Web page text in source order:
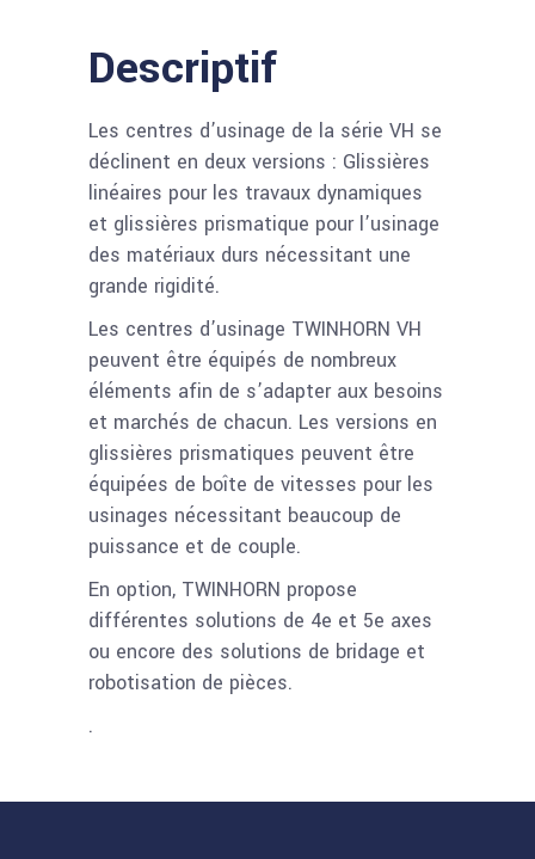
Descriptif
Les centres d’usinage de la série VH se
déclinent en deux versions : Glissières
linéaires pour les travaux dynamiques
et glissières prismatique pour l’usinage
des matériaux durs nécessitant une
grande rigidité.
Les centres d’usinage TWINHORN VH
peuvent être équipés de nombreux
éléments afin de s’adapter aux besoins
et marchés de chacun. Les versions en
glissières prismatiques peuvent être
équipées de boîte de vitesses pour les
usinages nécessitant beaucoup de
puissance et de couple.
En option, TWINHORN propose
différentes solutions de 4e et 5e axes
ou encore des solutions de bridage et
robotisation de pièces.
.